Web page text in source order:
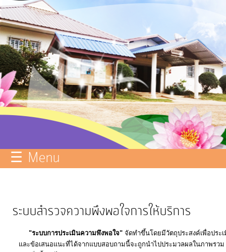
บุคลากร
แผน
ยุทธศาสตร์
ข่าวสาร
กิจการ
สภา
ITA
Q&A
☰ Menu
ระบบสำรวจความพึงพอใจการให้บริการ
"ระบบการประเมินความพึงพอใจ"จัดทำขึ้นโดยมีวัตถุประสงค์เพื่อประ
และข้อเสนอแนะที่ได้จากแบบสอบถามนี้จะถูกนำไปประมวลผลในภาพรว